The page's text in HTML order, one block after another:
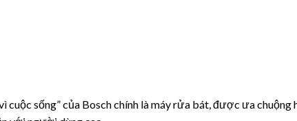
cuộc sống” của Bosch chính là máy rửa bát, được ưa